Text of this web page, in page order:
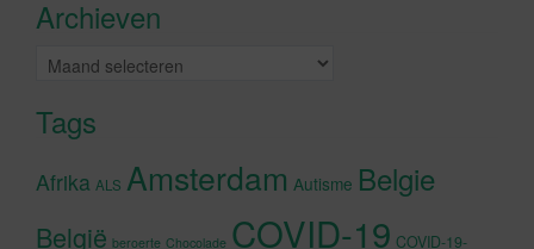
Archieven
Archieven
Tags
Afrika ALS Amsterdam Autisme Belgie
België beroerte Chocolade COVID-19 COVID-19-